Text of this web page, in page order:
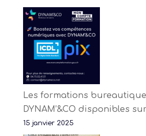
Les formations
DYNAM’&CO disponibles
15 janvier 2025